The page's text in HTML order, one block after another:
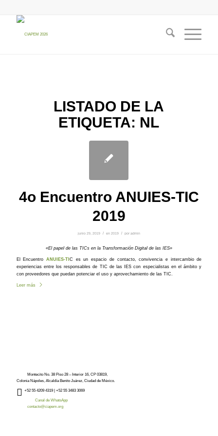
LISTADO DE LA
ETIQUETA: NL
4o Encuentro ANUIES-TIC
2019
junio 29, 2019 / en 2019 / por admin
«El papel de las TICs en la Transformación Digital de las IES»
El EncuentroANUIES-TIC es un espacio de contacto, convivencia e intercambio de
experiencias entre los responsables de TIC de las IES con especialistas en el ámbito y
con proveedores que puedan potenciar el uso y aprovechamiento de las TIC.
Leer más
Montecito No. 38 Piso 28 – Interior 16, CP 03819,
Colonia Nápoles, Alcaldía Benito Juárez, Ciudad de México.
+52 55 4209 4319 | +52 55 3483 3069
Canal de WhatsApp
contacto@ciapem.org